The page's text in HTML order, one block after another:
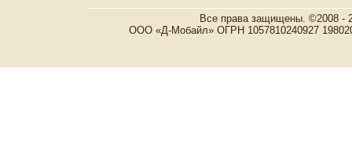
Все права защищены. ©2008 -
ООО «Д-Мобайл» ОГРН 1057810240927